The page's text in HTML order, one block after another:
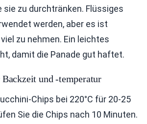
sie zu durchtränken. Flüssiges
werden, aber es ist
zu nehmen. Ein leichtes
damit die Panade gut haftet.
und -temperatur
Chips bei 220°C für 20-25
Sie die Chips nach 10 Minuten.